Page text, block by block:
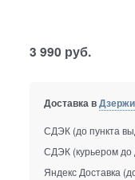
3 990 руб.
Доставка в
СДЭК (до пункта
СДЭК (курьером до
Яндекс Доставка